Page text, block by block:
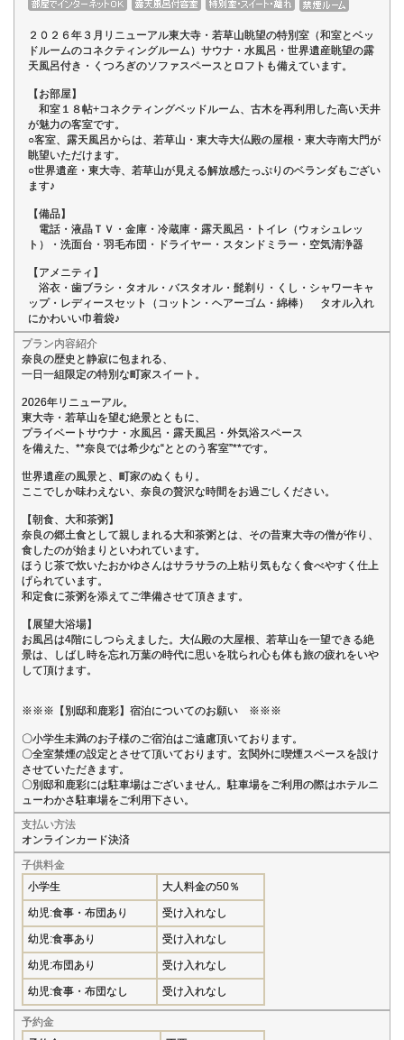
２０２６年３月リニューアル東大寺・若草山眺望の特別室（和室とベッ
ドルームのコネクティングルーム）サウナ・水風呂・世界遺産眺望の露
天風呂付き・くつろぎのソファスペースとロフトも備えています。
【お部屋】
和室１８帖+コネクティングベッドルーム、古木を再利用した高い天井
が魅力の客室です。
○客室、露天風呂からは、若草山・東大寺大仏殿の屋根・東大寺南大門が
眺望いただけます。
○世界遺産・東大寺、若草山が見える解放感たっぷりのベランダもござい
ます♪
【備品】
電話・液晶ＴＶ・金庫・冷蔵庫・露天風呂・トイレ（ウォシュレッ
ト）・洗面台・羽毛布団・ドライヤー・スタンドミラー・空気清浄器
【アメニティ】
浴衣・歯ブラシ・タオル・バスタオル・髭剃り・くし・シャワーキャ
ップ・レディースセット（コットン・ヘアーゴム・綿棒） タオル入れ
にかわいい巾着袋♪
プラン内容紹介
奈良の歴史と静寂に包まれる、
一日一組限定の特別な町家スイート。
2026年リニューアル。
東大寺・若草山を望む絶景とともに、
プライベートサウナ・水風呂・露天風呂・外気浴スペース
を備えた、**奈良では希少な“ととのう客室”**です。
世界遺産の風景と、町家のぬくもり。
ここでしか味わえない、奈良の贅沢な時間をお過ごしください。
【朝食、大和茶粥】
奈良の郷土食として親しまれる大和茶粥とは、その昔東大寺の僧が作り、
食したのが始まりといわれています。
ほうじ茶で炊いたおかゆさんはサラサラの上粘り気もなく食べやすく仕上
げられています。
和定食に茶粥を添えてご準備させて頂きます。
【展望大浴場】
お風呂は4階にしつらえました。大仏殿の大屋根、若草山を一望できる絶
景は、しばし時を忘れ万葉の時代に思いを耽られ心も体も旅の疲れをいや
して頂けます。
※※※【別邸和鹿彩】宿泊についてのお願い ※※※
〇小学生未満のお子様のご宿泊はご遠慮頂いております。
〇全室禁煙の設定とさせて頂いております。玄関外に喫煙スペースを設け
させていただきます。
〇別邸和鹿彩には駐車場はございません。駐車場をご利用の際はホテルニ
ューわかさ駐車場をご利用下さい。
支払い方法
オンラインカード決済
子供料金
小学生
大人料金の50％
幼児:食事・布団あり 受け入れなし
幼児:食事あり 受け入れなし
幼児:布団あり 受け入れなし
幼児:食事・布団なし 受け入れなし
予約金